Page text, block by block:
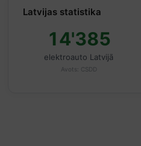
Latvijas statistika
14'385
elektroauto Latvijā
Avots: CSDD